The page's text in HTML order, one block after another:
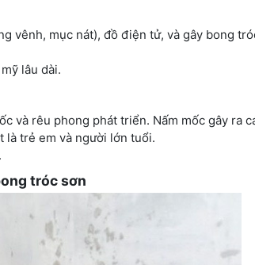
vênh, mục nát), đồ điện tử, và gây bong
lâu dài.
và rêu phong phát triển. Nấm mốc gây ra
là trẻ em và người lớn tuổi.
tróc sơn